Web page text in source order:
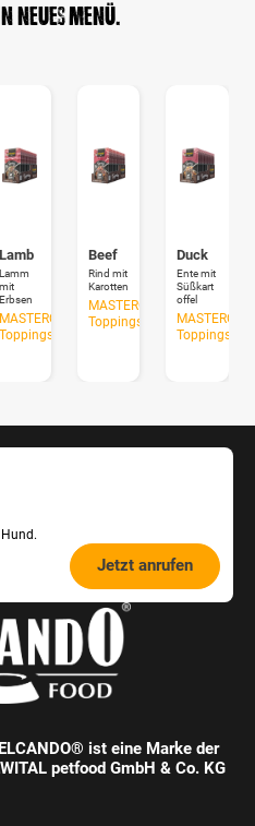
neues Menü.
Lamb
Lamm
mit
Erbsen
MASTERCRAFT
Toppings
Beef
Rind mit
Karotten
MASTERCRAFT
Toppings
Duck
Ente mit
Süßkart
offel
Toppings
Jetzt anrufen
ist eine Marke der
petfood GmbH & Co. KG